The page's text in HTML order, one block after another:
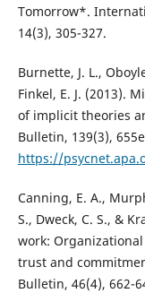
Tomorrow*.
14(3), 305-327.
Burnette, J. L.,
Finkel, E. J. (2013).
of implicit theories
Bulletin, 139(3),
https://
Canning, E. A.,
S., Dweck, C. S., &
work:
trust and
Bulletin, 46(4), 662-